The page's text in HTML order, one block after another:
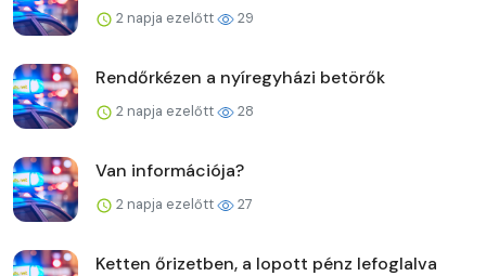
2 napja ezelőtt 29
Rendőrkézen a nyíregyházi betörők
2 napja ezelőtt 28
Van információja?
2 napja ezelőtt 27
Ketten őrizetben, a lopott pénz lefoglalva